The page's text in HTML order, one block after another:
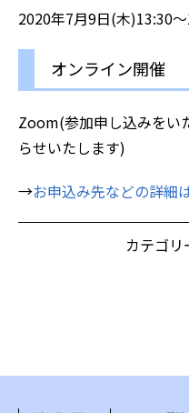
2020年7月9日(木)13:30
オンライン開催
Zoom(参加申し込みをい
らせいたします)
→お申込み先などの詳細
カテゴリ